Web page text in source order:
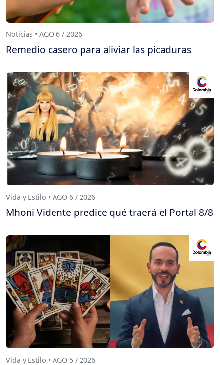
Noticias • AGO 6 / 2026
Remedio casero para aliviar las picaduras
Vida y Estilo • AGO 6 / 2026
Mhoni Vidente predice qué traerá el Portal 8/8
Vida y Estilo • AGO 5 / 2026